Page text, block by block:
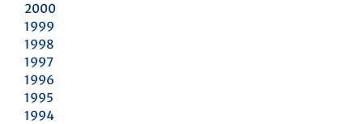
2000
1999
1998
1997
1996
1995
1994